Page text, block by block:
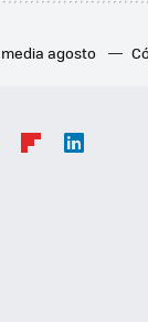
agosto